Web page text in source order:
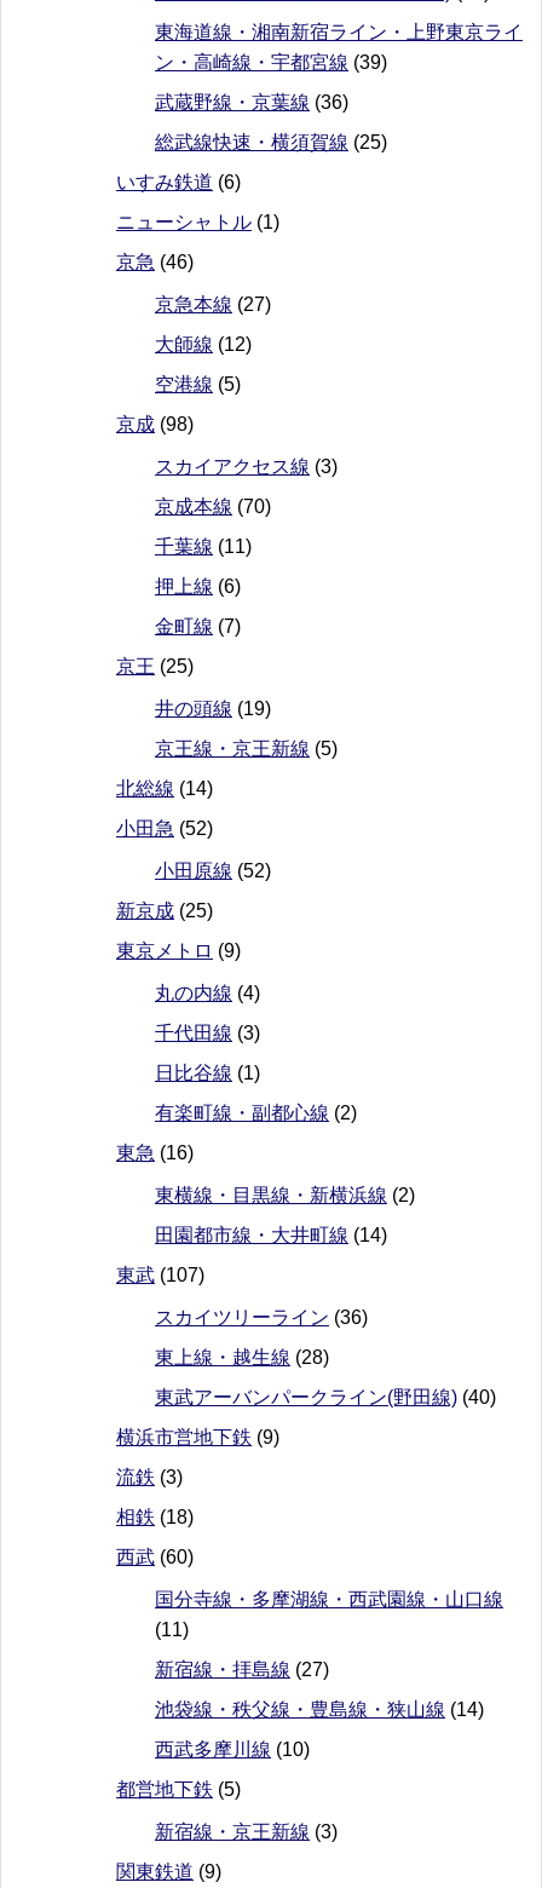
東海道線・湘南新宿ライン・上野東京ライ
ン・高崎線・宇都宮線 (39)
武蔵野線・京葉線 (36)
総武線快速・横須賀線 (25)
いすみ鉄道 (6)
ニューシャトル (1)
京急 (46)
京急本線 (27)
大師線 (12)
空港線 (5)
京成 (98)
スカイアクセス線 (3)
京成本線 (70)
千葉線 (11)
押上線 (6)
金町線 (7)
京王 (25)
井の頭線 (19)
京王線・京王新線 (5)
北総線 (14)
小田急 (52)
小田原線 (52)
新京成 (25)
東京メトロ (9)
丸の内線 (4)
千代田線 (3)
日比谷線 (1)
有楽町線・副都心線 (2)
東急 (16)
東横線・目黒線・新横浜線 (2)
田園都市線・大井町線 (14)
東武 (107)
スカイツリーライン (36)
東上線・越生線 (28)
東武アーバンパークライン(野田線) (40)
横浜市営地下鉄 (9)
流鉄 (3)
相鉄 (18)
西武 (60)
国分寺線・多摩湖線・西武園線・山口線
(11)
新宿線・拝島線 (27)
池袋線・秩父線・豊島線・狭山線 (14)
西武多摩川線 (10)
都営地下鉄 (5)
新宿線・京王新線 (3)
関東鉄道 (9)